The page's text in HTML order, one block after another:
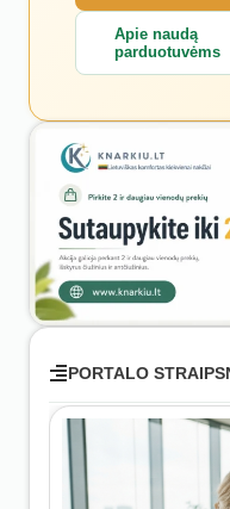
Apie naudą
parduotuvėms
PORTALO